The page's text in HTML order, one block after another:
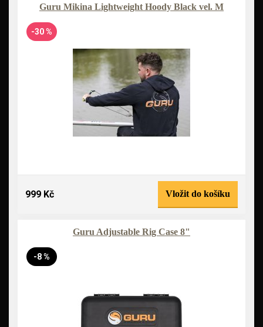
Guru Mikina Lightweight Hoody Black vel. M
-30 %
999 Kč Vložit do košíku
Guru Adjustable Rig Case 8"
-8 %